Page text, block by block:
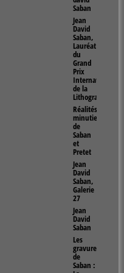
Saban
Jean
David
Saban,
Lauréat
du
Grand
Prix
Internationnal
de la
Lithographie
Réalités
minutieuses
de
Saban
et
Pretet
Jean
David
Saban,
Galerie
27
Jean
David
Saban
Les
gravures
de
Saban :